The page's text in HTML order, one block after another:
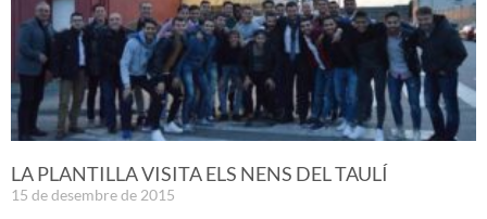
LA PLANTILLA VISITA ELS NENS DEL TAULÍ
15 de desembre de 2015